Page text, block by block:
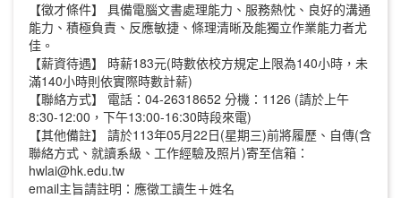
【徵才條件】 具備電腦文書處理能力、服務熱忱、良好的溝通
能力、積極負責、反應敏捷、條理清晰及能獨立作業能力者尤
佳。
【薪資待遇】 時薪183元(時數依校方規定上限為140小時，未
滿140小時則依實際時數計薪)
【聯絡方式】 電話：04-26318652 分機：1126 (請於上午
8:30-12:00，下午13:00-16:30時段來電)
【其他備註】 請於113年05月22日(星期三)前將履歷、自傳(含
聯絡方式、就讀系級、工作經驗及照片)寄至信箱：
hwlai@hk.edu.tw
email主旨請註明：應徵工讀生＋姓名